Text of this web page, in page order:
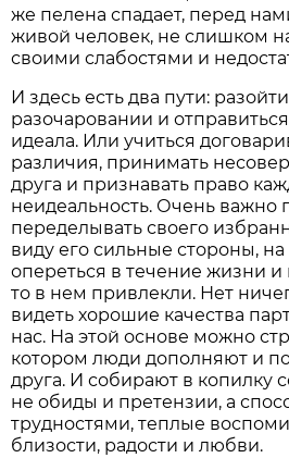
же пелена спадает, перед
живой человек, не слишком
своими слабостями и
И здесь есть два пути:
разочаровании и
идеала. Или учиться
различия, принимать
друга и признавать право
неидеальность. Очень важно
переделывать своего
виду его сильные стороны,
опереться в течение жизни и
то в нем привлекли. Нет
видеть хорошие качества
нас. На этой основе можно
котором люди дополняют и
друга. И собирают в копилку
не обиды и претензии, а
трудностями, теплые
близости, радости и любви.